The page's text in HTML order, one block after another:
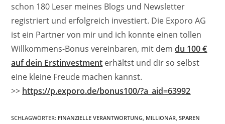
schon 180 Leser meines Blogs und Newsletter
registriert und erfolgreich investiert. Die Exporo AG
ist ein Partner von mir und ich konnte einen tollen
Willkommens-Bonus vereinbaren, mit demdu 100 €
auf dein Erstinvestment erhältst und dir so selbst
eine kleine Freude machen kannst.
>> https://p.exporo.de/bonus100/?a_aid=63992
SCHLAGWÖRTER: FINANZIELLE VERANTWORTUNG, MILLIONÄR, SPAREN